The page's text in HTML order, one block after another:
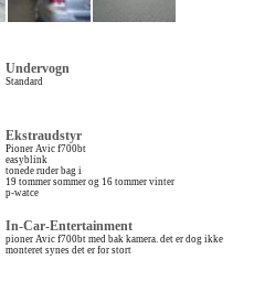
Undervogn
Standard
Ekstraudstyr
Pioner Avic f700bt
easyblink
tonede ruder bag i
19 tommer sommer og 16 tommer vinter
p-watce
In-Car-Entertainment
pioner Avic f700bt med bak kamera. det er dog ikke
monteret synes det er for stort